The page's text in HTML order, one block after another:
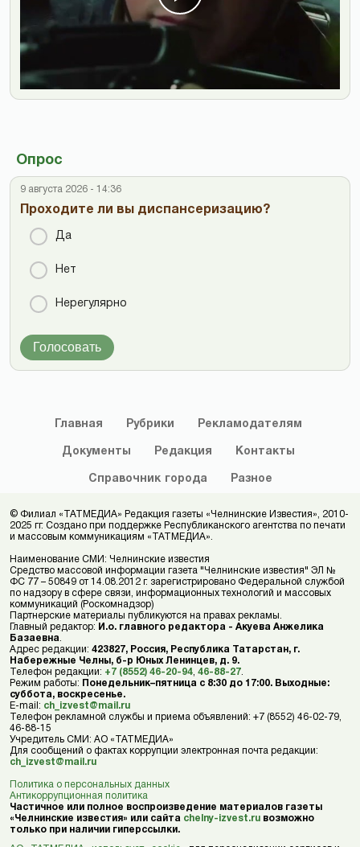
Опрос
9 августа 2026 - 14:36
Проходите ли вы диспансеризацию?
Да
Нет
Нерегулярно
Голосовать
Главная Рубрики Рекламодателям
Документы Редакция Контакты
Справочник города Разное
© Филиал «ТАТМЕДИА» Редакция газеты «Челнинские Известия», 2010-
2025 гг. Создано при поддержке Республиканского агентства по печати
и массовым коммуникациям «ТАТМЕДИА».
Наименование СМИ: Челнинские известия
Средство массовой информации газета "Челнинские известия" ЭЛ №
ФС 77 – 50849 от 14.08.2012 г. зарегистрировано Федеральной службой
по надзору в сфере связи, информационных технологий и массовых
коммуникаций (Роскомнадзор)
Партнерские материалы публикуются на правах рекламы.
Главный редактор: И.о. главного редактора - Акуева Анжелика
Базаевна
Адрес редакции: 423827, Россия, Республика Татарстан, г.
Набережные Челны, б-р Юных Ленинцев, д. 9.
Телефон редакции: +7 (8552) 46-20-94 46-88-27
Режим работы: Понедельник–пятница с 8:30 до 17:00. Выходные:
суббота, воскресенье.
E-mail: ch_izvest@mail.ru
Телефон рекламной службы и приема объявлений: +7 (8552) 46-02-79,
46-88-15
Учредитель СМИ: АО «ТАТМЕДИА»
Для сообщений о фактах коррупции электронная почта редакции:
ch_izvest@mail.ru
Политика о персональных данных
Антикоррупционная политика
Частичное или полное воспроизведение материалов газеты
«Челнинские известия» или сайта chelny-izvest.ru возможно
только при наличии гиперссылки.